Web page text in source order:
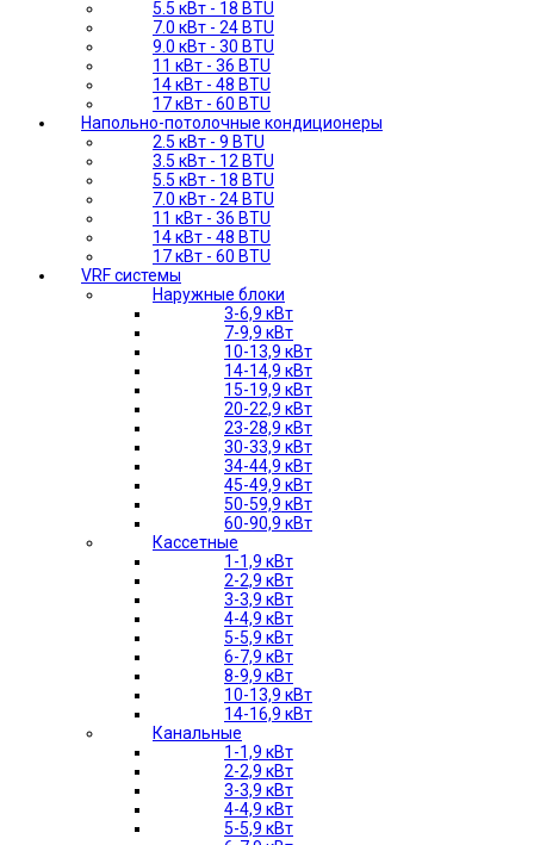
5.5 кВт - 18 BTU
7.0 кВт - 24 BTU
9.0 кВт - 30 BTU
11 кВт - 36 BTU
14 кВт - 48 BTU
17 кВт - 60 BTU
Напольно-потолочные кондиционеры
2.5 кВт - 9 BTU
3.5 кВт - 12 BTU
5.5 кВт - 18 BTU
7.0 кВт - 24 BTU
11 кВт - 36 BTU
14 кВт - 48 BTU
17 кВт - 60 BTU
VRF системы
Наружные блоки
3-6,9 кВт
7-9,9 кВт
10-13,9 кВт
14-14,9 кВт
15-19,9 кВт
20-22,9 кВт
23-28,9 кВт
30-33,9 кВт
34-44,9 кВт
45-49,9 кВт
50-59,9 кВт
60-90,9 кВт
Кассетные
1-1,9 кВт
2-2,9 кВт
3-3,9 кВт
4-4,9 кВт
5-5,9 кВт
6-7,9 кВт
8-9,9 кВт
10-13,9 кВт
14-16,9 кВт
Канальные
1-1,9 кВт
2-2,9 кВт
3-3,9 кВт
4-4,9 кВт
5-5,9 кВт